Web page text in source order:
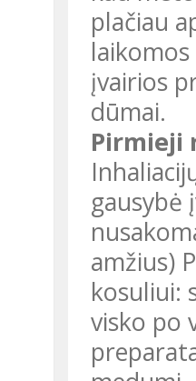
plačiau
įvairios
dūmai.
Pirmieji
gausybė
amžius)
kosuliui:
visko po